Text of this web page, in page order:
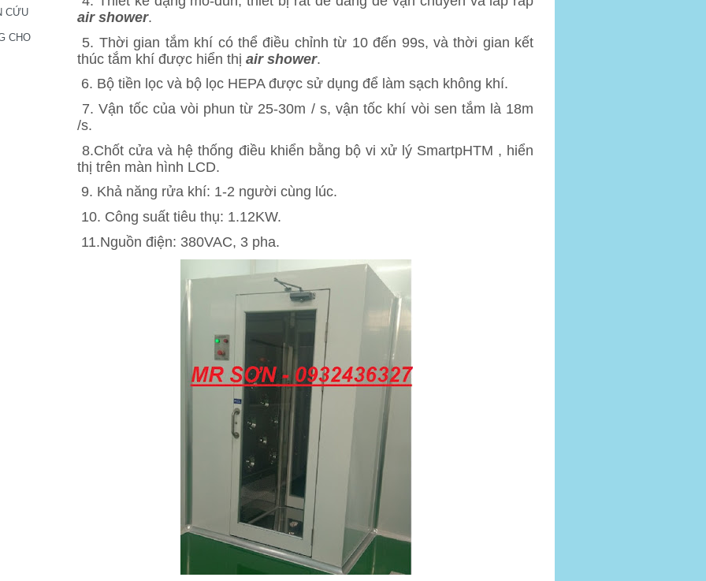
CỨU
CHO
air shower.
5. Thời gian tắm khí có thể điều chỉnh từ 10 đến 99s, và thời gian kết
thúc tắm khí được hiển thị air shower.
6. Bộ tiền lọc và bộ lọc HEPA được sử dụng để làm sạch không khí.
7. Vận tốc của vòi phun từ 25-30m / s, vận tốc khí vòi sen tắm là 18m
/s.
8.Chốt cửa và hệ thống điều khiển bằng bộ vi xử lý SmartpHTM , hiển
thị trên màn hình LCD.
9. Khả năng rửa khí: 1-2 người cùng lúc.
10. Công suất tiêu thụ: 1.12KW.
11.Nguồn điện: 380VAC, 3 pha.